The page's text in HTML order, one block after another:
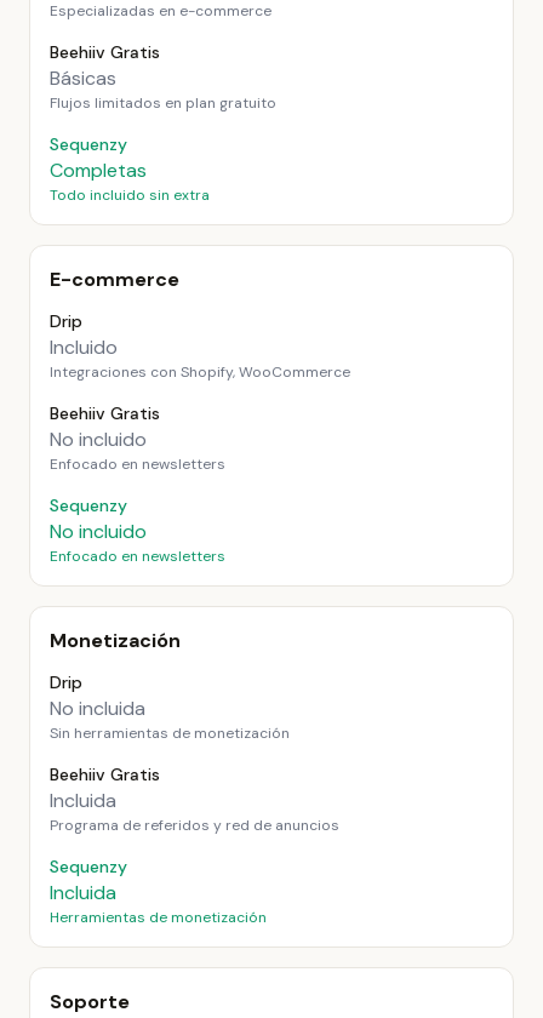
Especializadas en e-commerce
Beehiiv Gratis
Básicas
Flujos limitados en plan gratuito
Sequenzy
Completas
Todo incluido sin extra
E-commerce
Drip
Incluido
Integraciones con Shopify, WooCommerce
Beehiiv Gratis
No incluido
Enfocado en newsletters
Sequenzy
No incluido
Enfocado en newsletters
Monetización
Drip
No incluida
Sin herramientas de monetización
Beehiiv Gratis
Incluida
Programa de referidos y red de anuncios
Sequenzy
Incluida
Herramientas de monetización
Soporte